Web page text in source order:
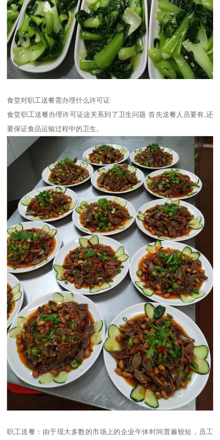
食堂对职工送餐需办理什么许可证:
食堂职工送餐办理许可证这关系到了卫生问题·首先送餐人员要有,还
要保证食品运输过程中的卫生。
职工送餐：由于现大多数的市场上的企业午休时间普遍较短，员工